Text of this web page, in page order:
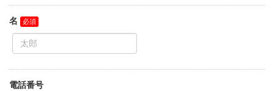
名
電話番号